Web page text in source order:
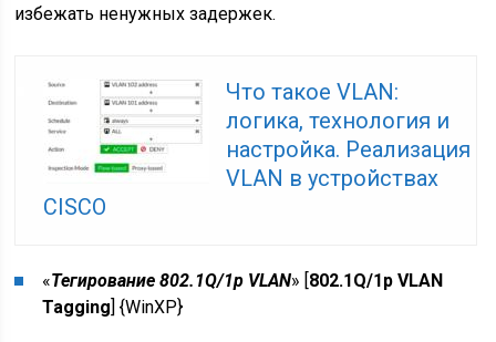
избежать ненужных задержек.
Что такое VLAN:
логика, технология и
настройка. Реализация
VLAN в устройствах
CISCO
«Тегирование 802.1Q/1p VLAN» [802.1Q/1p VLAN
Tagging] {WinXP}